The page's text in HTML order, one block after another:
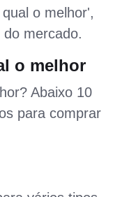
o melhor',
mercado.
o melhor
Abaixo 10
para comprar